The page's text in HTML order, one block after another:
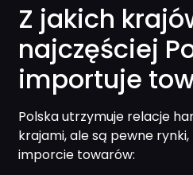
Z jakich
najczęściej
importuje
Polska utrzymuje relacje
krajami, ale są pewne
imporcie towarów: